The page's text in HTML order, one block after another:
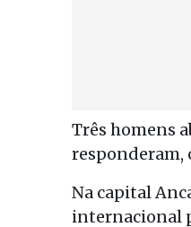
Três homens
responderam,
Na capital
internacional